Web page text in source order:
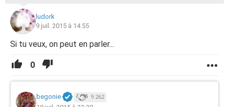
ludork
9 juil. 2015 à 14:55
Si tu veux, on peut en parler...
0
begonie 9 262